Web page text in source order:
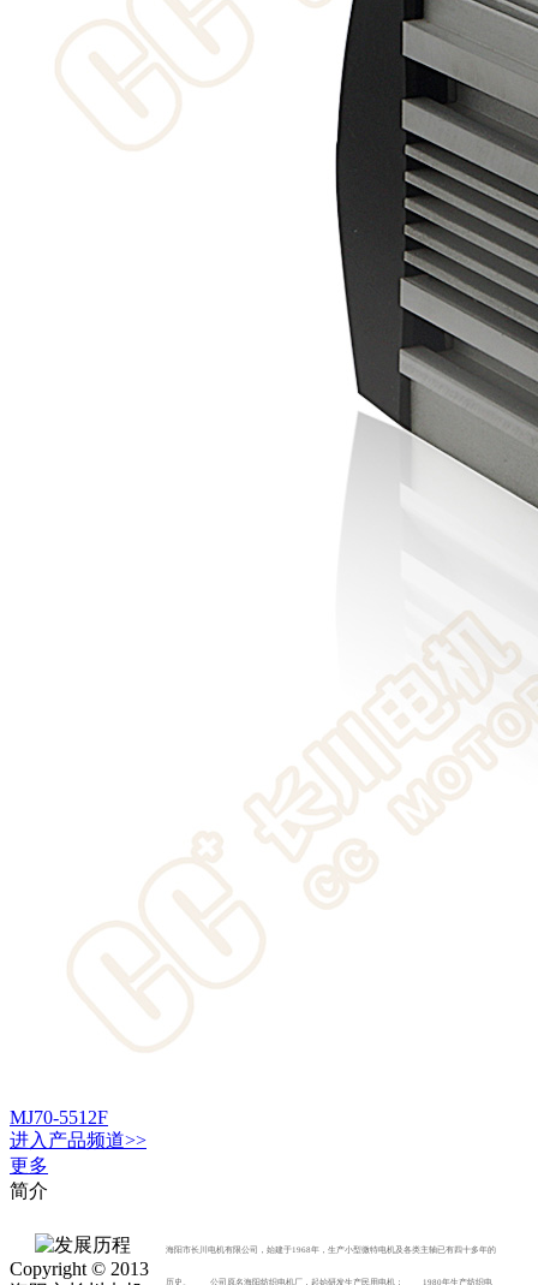
MJ70-5512F
进入 产品频道>>
更多
简介
海阳市长川电机有限公司，始建于1968年，生产小型微特电机及各类主轴已有四十多年的
历史。 公司原名海阳纺织电机厂，起始研发生产民用电机； 1980年生产纺织电
Copyright © 2013